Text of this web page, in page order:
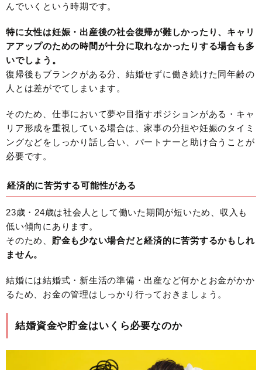
んでいくという時期です。
特に女性は妊娠・出産後の社会復帰が難しかったり、キャリ
アアップのための時間が十分に取れなかったりする場合も多
いでしょう。
復帰後もブランクがある分、結婚せずに働き続けた同年齢の
人とは差がでてしまいます。
そのため、仕事において夢や目指すポジションがある・キャ
リア形成を重視している場合は、家事の分担や妊娠のタイミ
ングなどをしっかり話し合い、パートナーと助け合うことが
必要です。
経済的に苦労する可能性がある
23歳・24歳は社会人として働いた期間が短いため、収入も
低い傾向にあります。
そのため、 貯金も少ない場合だと経済的に苦労するかもしれ
ません。
結婚には結婚式・新生活の準備・出産など何かとお金がかか
るため、お金の管理はしっかり行っておきましょう。
結婚資金や貯金はいくら必要なのか